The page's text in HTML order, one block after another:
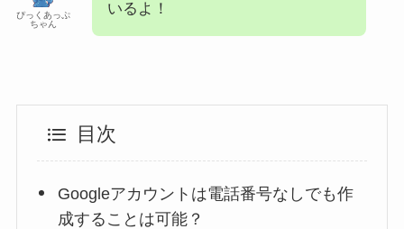
ぴっくあっぷ
ちゃん
いるよ！
目次
Googleアカウントは電話番号なしでも作
成することは可能？